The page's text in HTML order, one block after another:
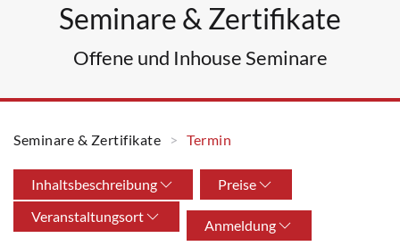
Seminare & Zertifikate
Offene und Inhouse Seminare
Seminare & Zertifikate Termin
Inhaltsbeschreibung
Preise
Veranstaltungsort
Anmeldung